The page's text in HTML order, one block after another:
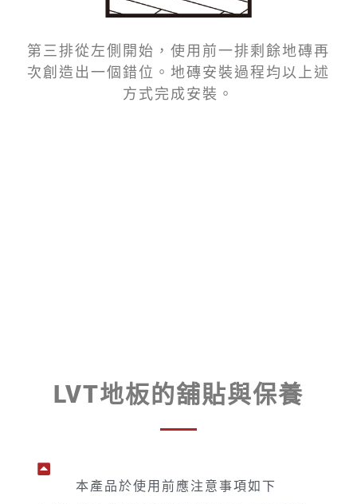
第三排從左側開始，使用前一排剩餘地磚再
次創造出一個錯位。地磚安裝過程均以上述
方式完成安裝。
LVT地板的舖貼與保養
本產品於使用前應注意事項如下